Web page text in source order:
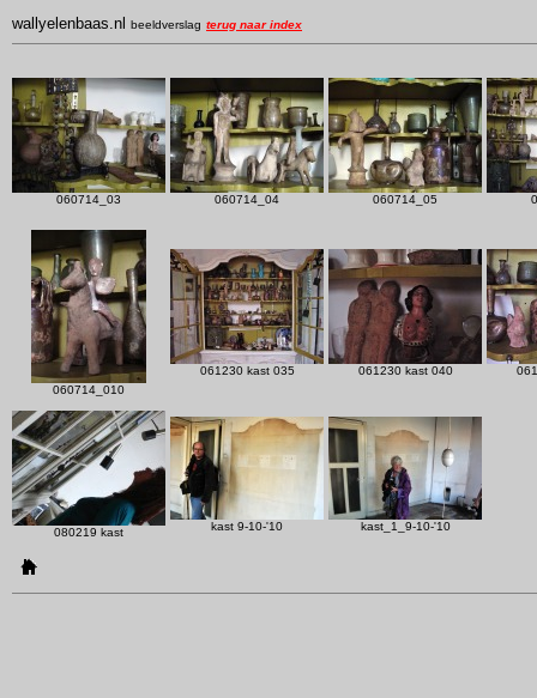
wallyelenbaas.nl beeldverslag terug naar index
060714_03 060714_04 060714_05
060714_010
061230 kast 035 061230 kast 040
080219 kast kast 9-10-'10 kast_1_9-10-'10